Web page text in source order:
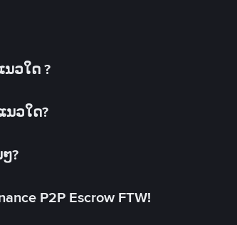
ວໃດ ?
ນວໃດ?
?
P2P Escrow FTW!